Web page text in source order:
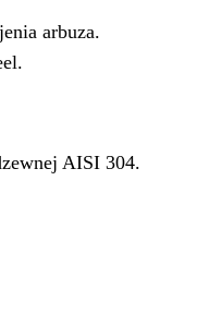
arbuza.
AISI 304.